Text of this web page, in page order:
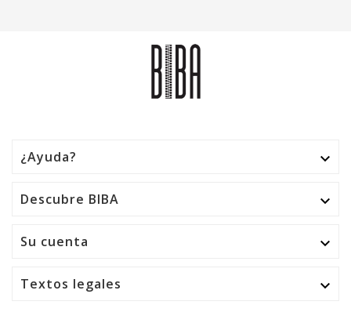
¿Ayuda? 
Descubre BIBA 
Su cuenta 
Textos legales 